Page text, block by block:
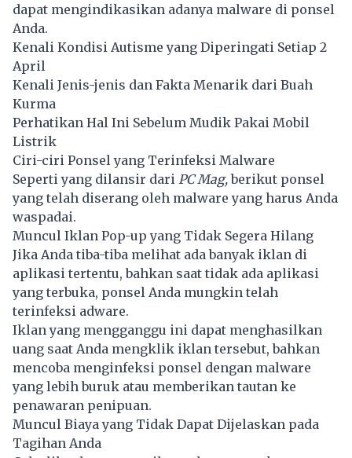
dapat mengindikasikan adanya malware di ponsel
Anda.
Kenali Kondisi Autisme yang Diperingati Setiap 2
April
Kenali Jenis-jenis dan Fakta Menarik dari Buah
Kurma
Perhatikan Hal Ini Sebelum Mudik Pakai Mobil
Listrik
Ciri-ciri Ponsel yang Terinfeksi Malware
Seperti yang dilansir dari PC Mag,berikut ponsel
yang telah diserang oleh malware yang harus Anda
waspadai.
Muncul Iklan Pop-up yang Tidak Segera Hilang
Jika Anda tiba-tiba melihat ada banyak iklan di
aplikasi tertentu, bahkan saat tidak ada aplikasi
yang terbuka, ponsel Anda mungkin telah
terinfeksi adware.
Iklan yang mengganggu ini dapat menghasilkan
uang saat Anda mengklik iklan tersebut, bahkan
mencoba menginfeksi ponsel dengan malware
yang lebih buruk atau memberikan tautan ke
penawaran penipuan.
Muncul Biaya yang Tidak Dapat Dijelaskan pada
Tagihan Anda